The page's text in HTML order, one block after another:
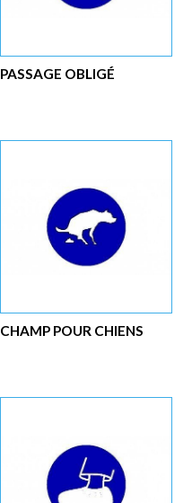
PASSAGE OBLIGÉ
CHAMP POUR CHIENS